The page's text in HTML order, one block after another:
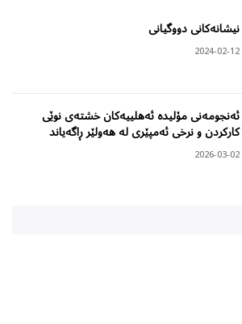
نیشانەکانی دووگیانی
2024-02-12
ئەنجومەنی مۆلیدە ئەهلییەکان خشتەی نوێی
کارکردن و نرخی ئەمپێری لە هەولێر ڕاگەیاند
2026-03-02